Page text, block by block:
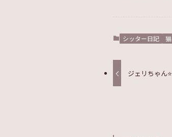
シッター日記 猫
ジェリちゃん⭐️